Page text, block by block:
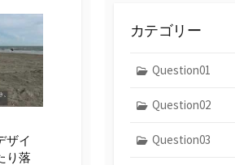
ザイ
り落
カテゴリー
Question01
Question02
Question03